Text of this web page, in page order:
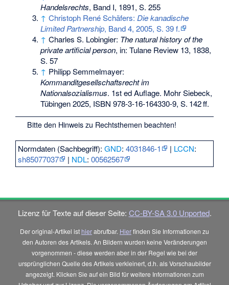
Handelsrechts, Band I, 1891, S. 255
↑ Christoph René Schäfers:Die kanadische
Limited Partnership, Band 4, 2005, S. 39 f.
↑ Charles S. Lobingier: The natural history of the
private artificial person, in: Tulane Review 13, 1838,
S. 57
↑ Philipp Semmelmayer:
Kommanditgesellschaftsrecht im
Nationalsozialismus. 1st ed Auflage. Mohr Siebeck,
Tübingen 2025, ISBN 978-3-16-164330-9,S. 142ff.
Bitte den Hinweis zu Rechtsthemen beachten!
Normdaten (Sachbegriff):GND:4031846-1 | LCCN:
sh85077037
| NDL:00562567
Lizenz für Texte auf dieser Seite: CC-BY-SA 3.0 Unported.
Der original-Artikel ist hierabrufbar. Hierfinden Sie Informationen zu
den Autoren des Artikels. An Bildern wurden keine Veränderungen
vorgenommen - diese werden aber in der Regel wie bei der
ursprünglichen Quelle des Artikels verkleinert, d.h. als Vorschaubilder
angezeigt. Klicken Sie auf ein Bild für weitere Informationen zum